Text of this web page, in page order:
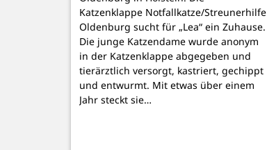
Katzenklappe Notfallkatze/Streunerhilfe
Oldenburg sucht für „Lea“ ein Zuhause.
Die junge Katzendame wurde anonym
in der Katzenklappe abgegeben und
tierärztlich versorgt, kastriert, gechippt
und entwurmt. Mit etwas über einem
Jahr steckt sie…